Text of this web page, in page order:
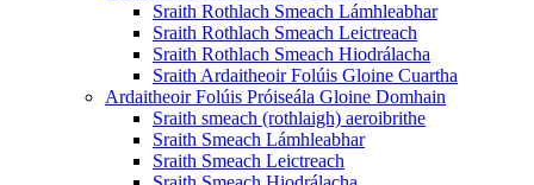
Sraith Rothlach Smeach Lámhleabhar
Sraith Rothlach Smeach Leictreach
Sraith Rothlach Smeach Hiodrálacha
Sraith Ardaitheoir Folúis Gloine Cuartha
Ardaitheoir Folúis Próiseála Gloine Domhain
Sraith smeach (rothlaigh) aeroibrithe
Sraith Smeach Lámhleabhar
Sraith Smeach Leictreach